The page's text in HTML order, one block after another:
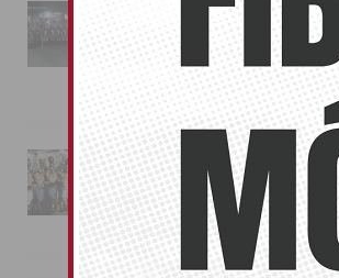
La Entrada Cristiana llena de
esplendor las calles de
Almoradí en una
jornada festera
02/08/2026
La magia de la Entrada Mora
conquista las calles de
Almoradí
01/08/2026